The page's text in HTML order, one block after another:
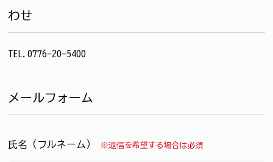
わせ
TEL.0776-20-5400
メールフォーム
氏名（フルネーム） ※返信を希望する場合は必須